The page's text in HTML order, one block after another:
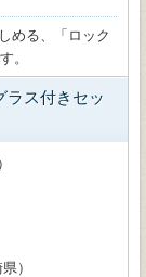
める、「ロック
す。
ラス付きセッ
）